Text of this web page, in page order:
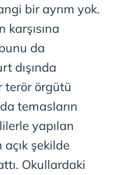
yer alan panel
ilişkin detaylı bilgi
Çerez Bilgilendirme
Kanunu uyarınca
okumak ve sitemizde
çerezlerle ilgili bilgi
bir ayrım yok.
karşısına
da
dışında
terör örgütü
temasların
yapılan
şekilde
Okullardaki